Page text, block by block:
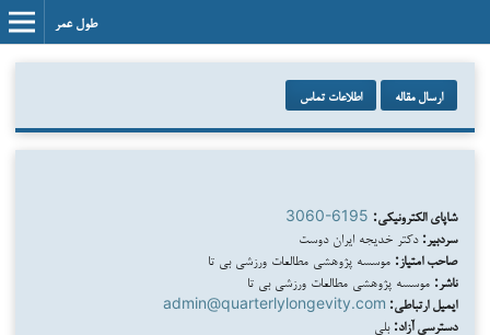
طول عمر
ارسال مقاله اطلاعات تماس
شاپای الکترونیکی: 3060-6195
سردبیر: دکتر خدیجه ایران دوست
صاحب امتیاز: موسسه پژوهشی مطالعات ورزشی بی تا
ناشر: موسسه پژوهشی مطالعات ورزشی بی تا
ایمیل ارتباطی: admin@quarterlylongevity.com
دسترسی آزاد: بلی